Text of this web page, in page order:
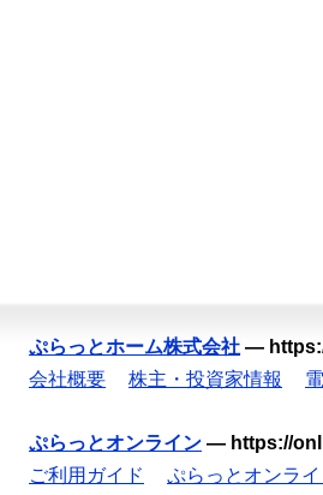
ぷらっとホーム株式会社 —
会社概要
株主・投資家情報
ぷらっとオンライン — https://
ご利用ガイド
ぷらっとオンラ